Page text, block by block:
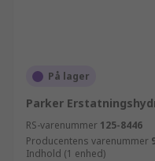
På lager
Parker
RS-varenummer 125-8446
Producentens varenummer
Indhold (1 enhed)